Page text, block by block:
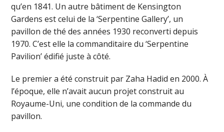
qu’en 1841. Un autre bâtiment de Kensington
Gardens est celui de la ‘Serpentine Gallery’, un
pavillon de thé des années 1930 reconverti depuis
1970. C’est elle la commanditaire du ‘Serpentine
Pavilion’ édifié juste à côté.
Le premier a été construit par Zaha Hadid en 2000. À
l’époque, elle n’avait aucun projet construit au
Royaume-Uni, une condition de la commande du
pavillon.